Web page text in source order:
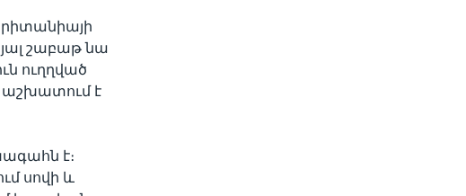
շաբաթ նա
ուղղված
աշխատում է
է։
սովի և